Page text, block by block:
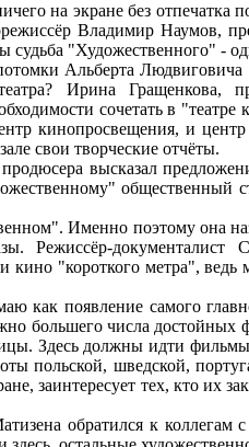
на экране без отпечатка
Владимир Наумов,
судьба "Художественного" -
Альберта Людвиговича
Ирина
сочетать в
кинопросвещения, и
свои творческие отчёты.
высказал
общественный
Именно поэтому она
Режиссёр-
"короткого метра", ведь
появление самого
большего числа достойных
Здесь должны идти
польской, шведской,
заинтересует тех, кто их
обратился к